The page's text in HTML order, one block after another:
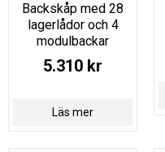
Backskåp med 28
lagerlådor och 4
modulbackar
5.310 kr
Läs mer